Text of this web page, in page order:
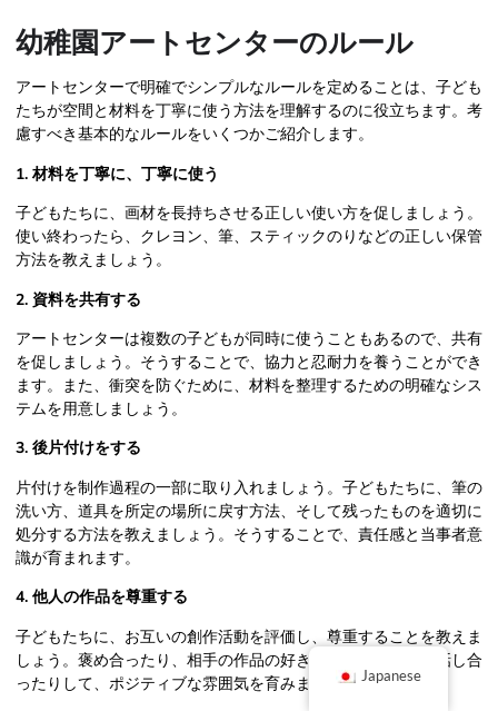
幼稚園アートセンターのルール
アートセンターで明確でシンプルなルールを定めることは、子ども
たちが空間と材料を丁寧に使う方法を理解するのに役立ちます。考
慮すべき基本的なルールをいくつかご紹介します。
1. 材料を丁寧に、丁寧に使う
子どもたちに、画材を長持ちさせる正しい使い方を促しましょう。
使い終わったら、クレヨン、筆、スティックのりなどの正しい保管
方法を教えましょう。
2. 資料を共有する
アートセンターは複数の子どもが同時に使うこともあるので、共有
を促しましょう。そうすることで、協力と忍耐力を養うことができ
ます。また、衝突を防ぐために、材料を整理するための明確なシス
テムを用意しましょう。
3. 後片付けをする
片付けを制作過程の一部に取り入れましょう。子どもたちに、筆の
洗い方、道具を所定の場所に戻す方法、そして残ったものを適切に
処分する方法を教えましょう。そうすることで、責任感と当事者意
識が育まれます。
4. 他人の作品を尊重する
子どもたちに、お互いの創作活動を評価し、尊重することを教えま
しょう。褒め合ったり、相手の作品の好きなところについて話し合
ったりして、ポジティブな雰囲気を育みましょう。Japanese